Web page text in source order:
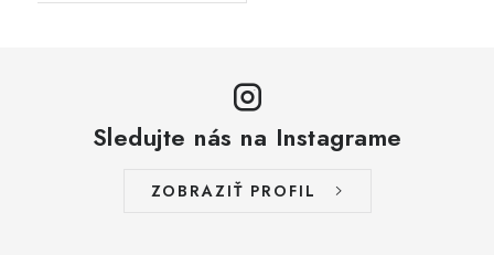
Sledujte nás na Instagrame
ZOBRAZIŤ PROFIL